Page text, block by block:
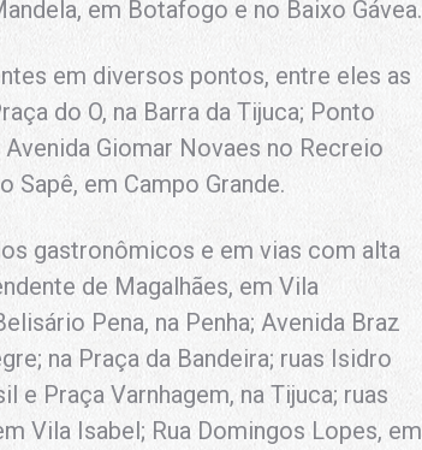
em Botafogo e no Baixo Gávea.
em diversos pontos, entre eles as
do O, na Barra da Tijuca; Ponto
Giomar Novaes no Recreio
Sapê, em Campo Grande.
gastronômicos e em vias com alta
de Magalhães, em Vila
Pena, na Penha; Avenida Braz
na Praça da Bandeira; ruas Isidro
e Praça Varnhagem, na Tijuca; ruas
Vila Isabel; Rua Domingos Lopes, em